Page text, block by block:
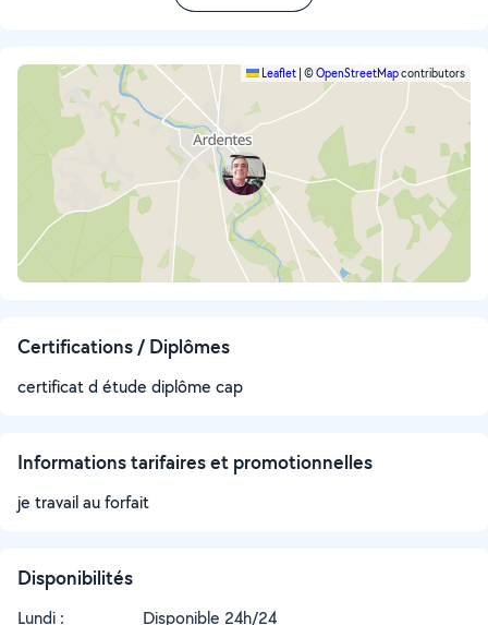
Leaflet ©OpenStreetMapcontributors
Certifications / Diplômes
certificat d étude diplôme cap
Informations tarifaires et promotionnelles
je travail au forfait
Disponibilités
Lundi :
Disponible 24h/24